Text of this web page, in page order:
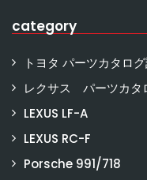
category
トヨタ パーツカタロ
レクサス パーツカタ
LEXUS LF-A
LEXUS RC-F
Porsche 991/718